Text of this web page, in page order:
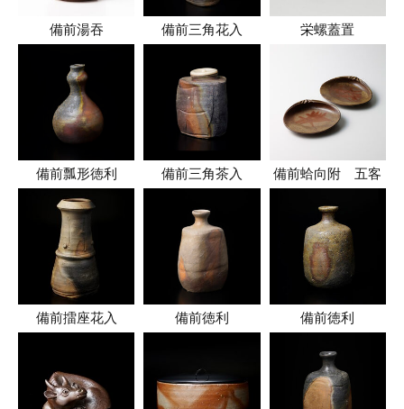
備前湯吞 備前三角花入 栄螺蓋置
備前瓢形徳利 備前三角茶入 備前蛤向附 五客
備前擂座花入 備前徳利 備前徳利